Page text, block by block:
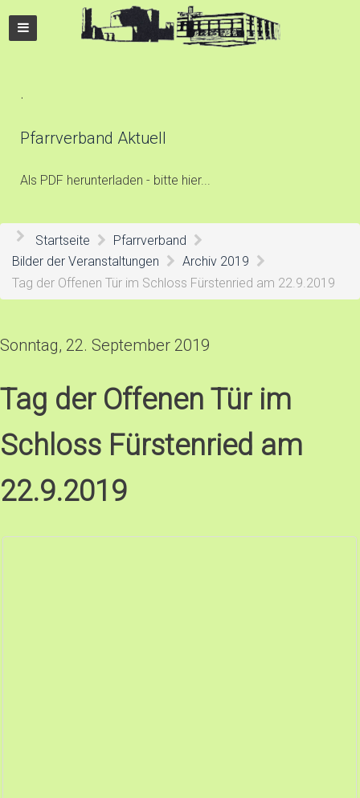
.
Pfarrverband Aktuell
Als PDF herunterladen - bitte hier...
Startseite
Pfarrverband
Bilder der Veranstaltungen
Archiv 2019
Tag der Offenen Tür im Schloss Fürstenried am 22.9.2019
Sonntag, 22. September 2019
Tag der Offenen Tür im
Schloss Fürstenried am
22.9.2019